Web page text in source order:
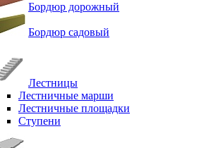
Бордюр дорожный
Бордюр садовый
Лестницы
Лестничные марши
Лестничные площадки
Ступени